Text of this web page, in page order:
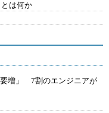
は何か
要増」 7割のエンジニアが